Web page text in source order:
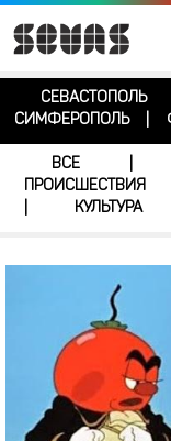
СЕВАСТОПОЛЬ
СИМФЕРОПОЛЬ
ВСЕ
ПРОИСШЕСТВИЯ
КУЛЬТУРА